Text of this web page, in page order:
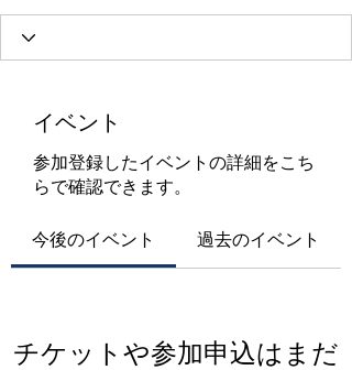
イベント
参加登録したイベントの詳細をこち
らで確認できます。
今後のイベント 過去のイベント
チケットや参加申込はまだ